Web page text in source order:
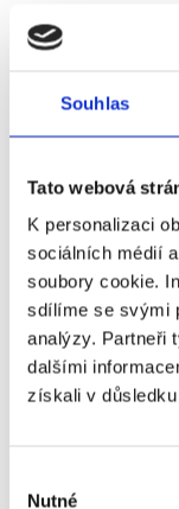
Souhlas
Tato webová
K personalizaci
sociálních médií
soubory cookie.
sdílíme se svými
analýzy. Partneři
dalšími
získali v
Nutné
funkce
parkování
cena
49 000 Kč